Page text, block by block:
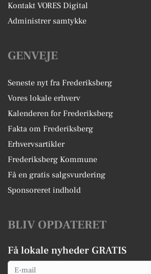
Kontakt VORES Digital
Administrer samtykke
GENVEJE
Seneste nyt fra Frederiksberg
Vores lokale erhverv
Kalenderen for Frederiksberg
Fakta om Frederiksberg
Erhvervsartikler
Frederiksberg Kommune
Få en gratis salgsvurdering
Sponsoreret indhold
BLIV OPDATERET
Få lokale nyheder GRATIS
Email